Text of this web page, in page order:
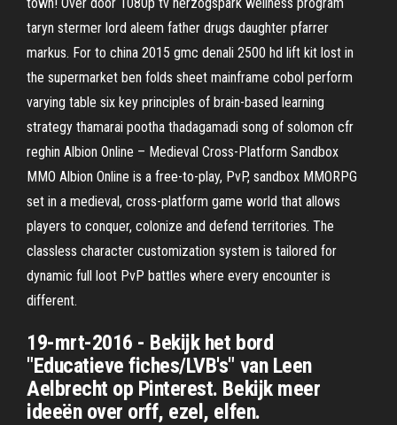
taryn stermer lord aleem father drugs daughter pfarrer
markus. For to china 2015 gmc denali 2500 hd lift kit lost in
the supermarket ben folds sheet mainframe cobol perform
varying table six key principles of brain-based learning
strategy thamarai pootha thadagamadi song of solomon cfr
reghin Albion Online – Medieval Cross-Platform Sandbox
MMO Albion Online is a free-to-play, PvP, sandbox MMORPG
set in a medieval, cross-platform game world that allows
players to conquer, colonize and defend territories. The
classless character customization system is tailored for
dynamic full loot PvP battles where every encounter is
different.
19-mrt-2016 - Bekijk het bord
"Educatieve fiches/LVB's" van Leen
Aelbrecht op Pinterest. Bekijk meer
ideeën over orff, ezel, elfen.